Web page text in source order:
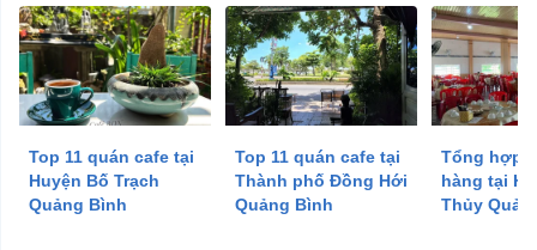
Quận 12
Quận Bình Thạnh
Quận 8
Huyện Củ Chi
Quận Bắc Từ Liêm
Quận 7
Top 11 quán cafe tại
Huyện Bố Trạch
Quảng Bình
Top 11 quán cafe tại
Thành phố Đồng Hới
Quảng Bình
Tổng hợp
hàng tại
Thủy